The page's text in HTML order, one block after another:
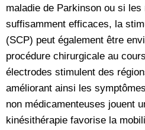
maladie de Parkinson ou si
suffisamment efficaces, la
(SCP) peut également être
procédure chirurgicale au
électrodes stimulent des
améliorant ainsi les
non médicamenteuses jouent
kinésithérapie favorise la